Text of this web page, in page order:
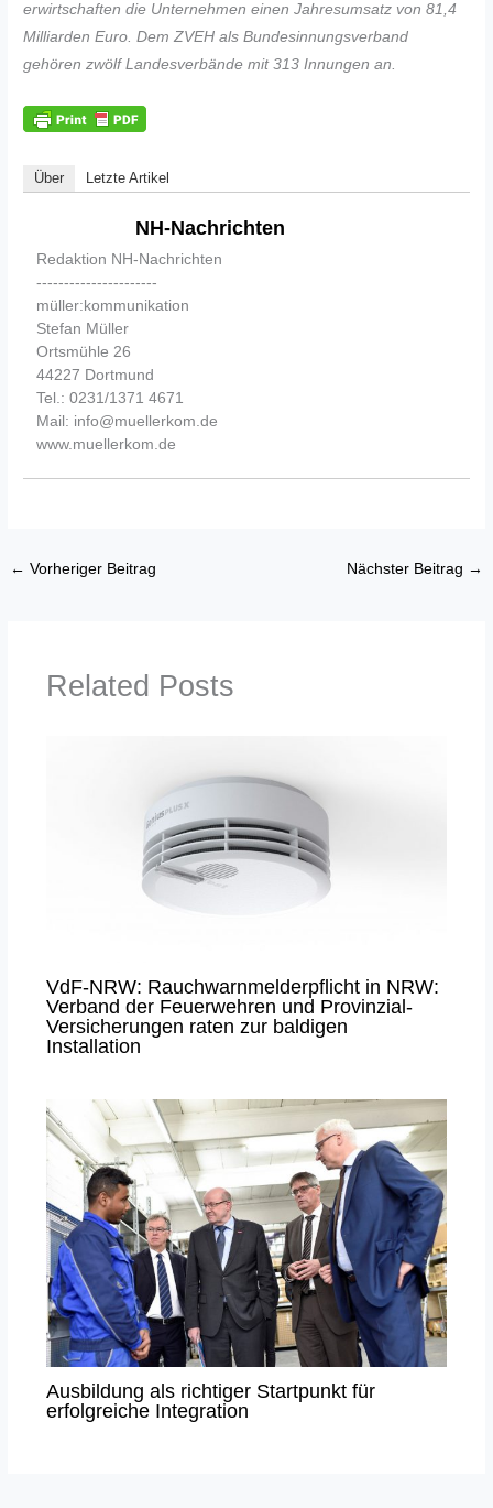
erwirtschaften die Unternehmen einen Jahresumsatz von 81,4
Milliarden Euro. Dem ZVEH als Bundesinnungsverband
gehören zwölf Landesverbände mit 313 Innungen an.
Über Letzte Artikel
NH-Nachrichten
Redaktion NH-Nachrichten
----------------------
müller:kommunikation
Stefan Müller
Ortsmühle 26
44227 Dortmund
Tel.: 0231/1371 4671
Mail: info@muellerkom.de
www.muellerkom.de
← Vorheriger Beitrag Nächster Beitrag →
Related Posts
VdF-NRW: Rauchwarnmelderpflicht in NRW:
Verband der Feuerwehren und Provinzial-
Versicherungen raten zur baldigen
Installation
Ausbildung als richtiger Startpunkt für
erfolgreiche Integration